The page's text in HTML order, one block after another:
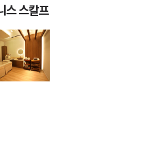
스 스칼프